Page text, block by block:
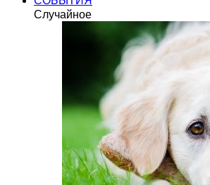
Случайное